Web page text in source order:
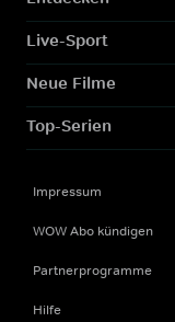
Live-Sport
Neue Filme
Top-Serien
Impressum
WOW Abo kündigen
Partnerprogramme
Hilfe